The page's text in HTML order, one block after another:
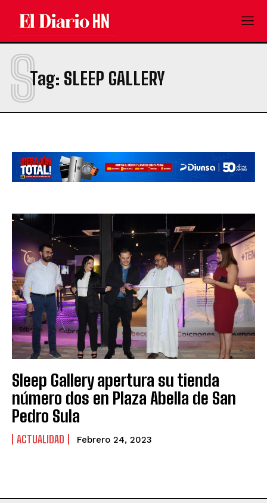
Tag: SLEEP GALLERY
S
Sleep Gallery apertura su tienda
número dos en Plaza Abella de San
Pedro Sula
ACTUALIDAD Febrero 24, 2023